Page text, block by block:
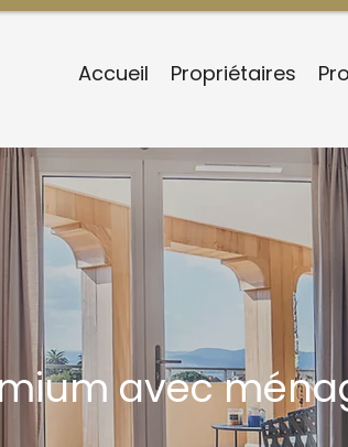
Accueil Propriétaires
avec